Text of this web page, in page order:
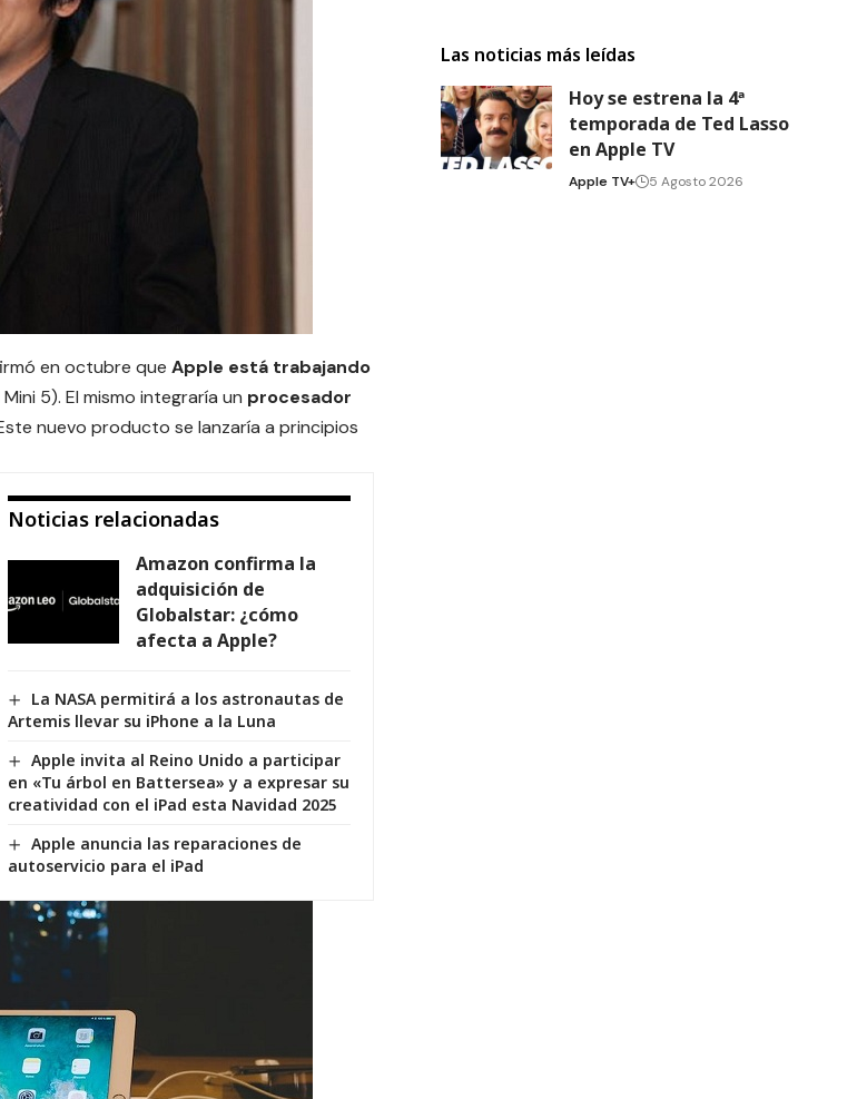
en octubre que Apple está trabajando
5). El mismo integraría un procesador
nuevo producto se lanzaría a principios
Noticias relacionadas
Amazon confirma la
adquisición de
Globalstar: ¿cómo
afecta a Apple?
La NASA permitirá a los astronautas de
Artemis llevar su iPhone a la Luna
Apple invita al Reino Unido a participar
en «Tu árbol en Battersea» y a expresar su
creatividad con el iPad esta Navidad 2025
Apple anuncia las reparaciones de
autoservicio para el iPad
Las noticias más leídas
Hoy se estrena la 4ª
temporada de Ted Lasso
en Apple TV
Apple TV+ 5 Agosto 2026